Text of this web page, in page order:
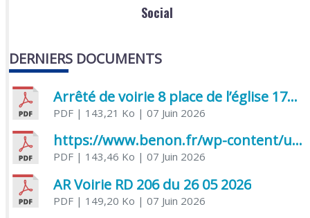
Social
DERNIERS DOCUMENTS
Arrêté de voirie 8 place de l’église 17170 Benon
PDF| 143,21 Ko | 07 Juin 2026
https://www.benon.fr/wp-content/uploads/2026/06/AR-Voirie-Chemin-de-Lafond-du-26-05-2026.pdf
PDF| 143,46 Ko | 07 Juin 2026
AR Voirie RD 206 du 26 05 2026
PDF| 149,20 Ko | 07 Juin 2026